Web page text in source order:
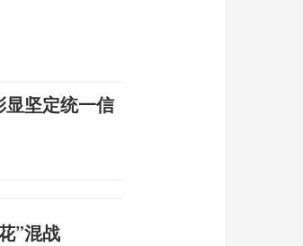
坚定统一信
”混战